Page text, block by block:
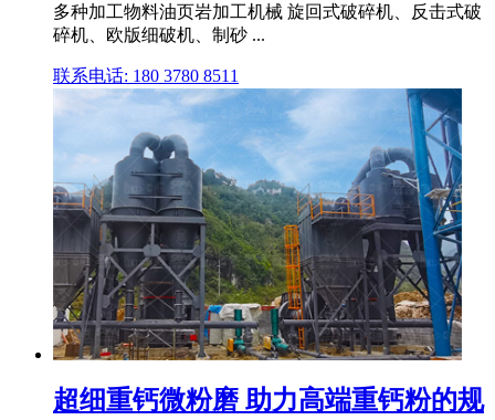
多种加工物料油页岩加工机械 旋回式破碎机、反击式破
碎机、欧版细破机、制砂 ...
联系电话: 180 3780 8511
超细重钙微粉磨 助力高端重钙粉的规